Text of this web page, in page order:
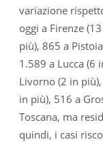
variazione
oggi a Firenze
più), 865 a
1.589 a Lucca (6
Livorno (2 in
in più), 516 a
Toscana, ma
quindi, i casi